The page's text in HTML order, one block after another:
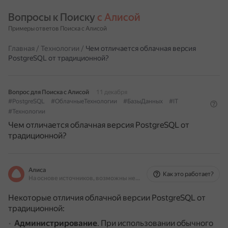
Вопросы к Поиску с Алисой
Примеры ответов Поиска с Алисой
Главная / Технологии / Чем отличается облачная версия
PostgreSQL от традиционной?
Вопрос для Поиска с Алисой
11 декабря
#PostgreSQL
#ОблачныеТехнологии #БазыДанных
#IT
#Технологии
Чем отличается облачная версия PostgreSQL от
традиционной?
Алиса
На основе источников, возможны неточности
Как это работает?
Некоторые отличия облачной версии PostgreSQL от
традиционной:
Администрирование. При использовании обычного